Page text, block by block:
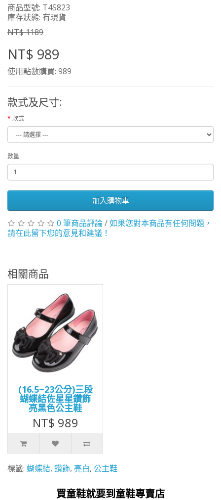
商品型號: T4S823
庫存狀態: 有現貨
NT$ 1189
NT$ 989
使用點數購買: 989
款式及尺寸:
款式
數量
加入購物車
0 筆商品評論/如果您對本商品有任何問題，
請在此留下您的意見和建議！
相關商品
(16.5~23公分)三段
蝴蝶結佐星星鑽飾
亮黑色公主鞋
NT$ 989
標籤: 蝴蝶結, 鑽飾, 亮白, 公主鞋
買童鞋就要到童鞋專賣店